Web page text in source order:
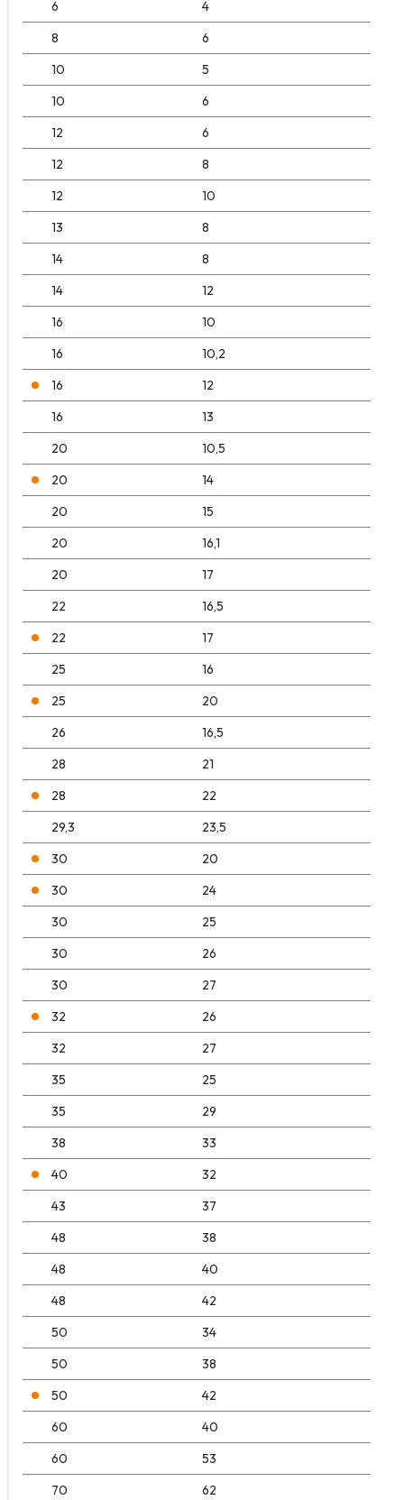
6
4
8
6
10
5
10
6
12
6
12
8
12
10
13
8
14
8
14
12
16
10
16
10,2
16
12
16
13
20
10,5
20
14
20
15
20
16,1
20
17
22
16,5
22
17
25
16
25
20
26
16,5
28
21
28
22
29,3
23,5
30
20
30
24
30
25
30
26
30
27
32
26
32
27
35
25
35
29
38
33
40
32
43
37
48
38
48
40
48
42
50
34
50
38
50
42
60
40
60
53
70
62